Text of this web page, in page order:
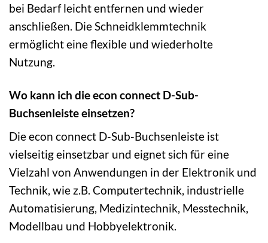
bei Bedarf leicht entfernen und wieder
anschließen. Die Schneidklemmtechnik
ermöglicht eine flexible und wiederholte
Nutzung.
Wo kann ich die econ connect D-Sub-
Buchsenleiste einsetzen?
Die econ connect D-Sub-Buchsenleiste ist
vielseitig einsetzbar und eignet sich für eine
Vielzahl von Anwendungen in der Elektronik und
Technik, wie z.B. Computertechnik, industrielle
Automatisierung, Medizintechnik, Messtechnik,
Modellbau und Hobbyelektronik.